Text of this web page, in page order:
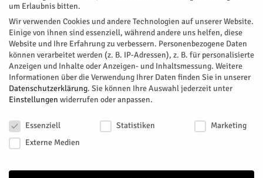
STADTTEILE JÜLICH
Fußball für Vielfalt
Ein Fußballturnier als klares Zeichen gegen Rassismus,
Diskriminierung und gesellschaftliche Ausgrenzung,
gemeinsam organisiert von der Antidiskriminierungstelle des
Caritasverbandes Düren-Jülich sowie den Vereinen SV Jülich
1912 und Al Sadek e.V.
VonHERZOG Redaktion Mai 13, 2026 276
um Erlaubnis bitten.
Wir verwenden Cookies und andere Technologien auf unserer Website.
Einige von ihnen sind essenziell, während andere uns helfen, diese
Website und Ihre Erfahrung zu verbessern. Personenbezogene Daten
können verarbeitet werden (z. B. IP-Adressen), z. B. für personalisierte
Anzeigen und Inhalte oder Anzeigen- und Inhaltsmessung. Weitere
Informationen über die Verwendung Ihrer Daten finden Sie in unserer
Datenschutzerklärung. Sie können Ihre Auswahl jederzeit unter
Einstellungen widerrufen oder anpassen.
Essenziell
Statistiken
Marketing
Externe Medien